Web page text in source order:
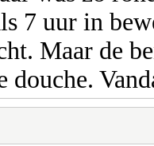
7 uur in
Maar de
douche.